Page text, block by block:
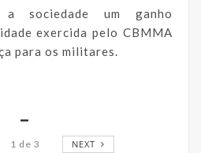
a sociedade um ganho
exercida pelo CBMMA
para os militares.
1 de 3 NEXT